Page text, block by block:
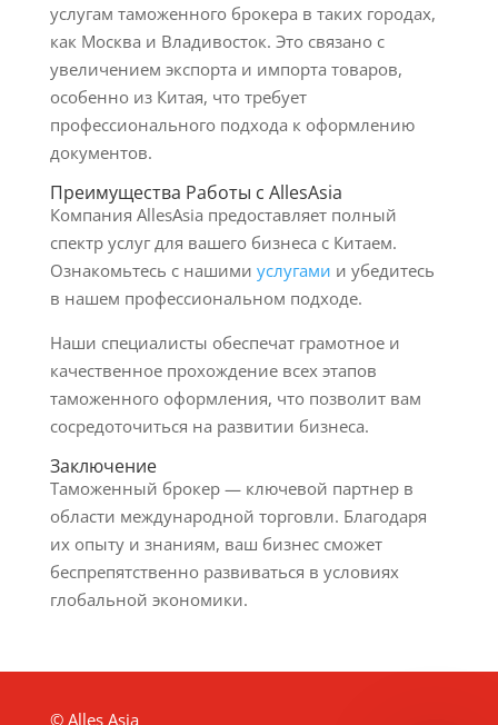
услугам таможенного брокера в таких городах,
как Москва и Владивосток. Это связано с
увеличением экспорта и импорта товаров,
особенно из Китая, что требует
профессионального подхода к оформлению
документов.
Преимущества Работы с AllesAsia
Компания AllesAsia предоставляет полный
спектр услуг для вашего бизнеса с Китаем.
Ознакомьтесь с нашими услугами и убедитесь
в нашем профессиональном подходе.
Наши специалисты обеспечат грамотное и
качественное прохождение всех этапов
таможенного оформления, что позволит вам
сосредоточиться на развитии бизнеса.
Заключение
Таможенный брокер — ключевой партнер в
области международной торговли. Благодаря
их опыту и знаниям, ваш бизнес сможет
беспрепятственно развиваться в условиях
глобальной экономики.
© Alles Asia